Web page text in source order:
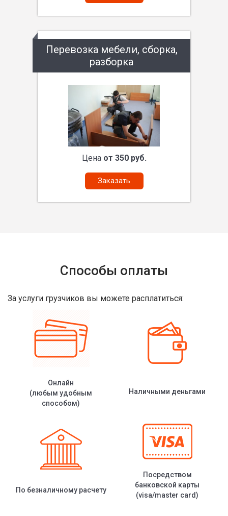
Перевозка мебели, сборка,
разборка
Цена от 350 руб.
Заказать
Способы оплаты
За услуги грузчиков вы можете расплатиться:
Онлайн
(любым удобным
способом)
Наличными деньгами
По безналичному расчету
Посредством
банковской карты
(visa/master card)